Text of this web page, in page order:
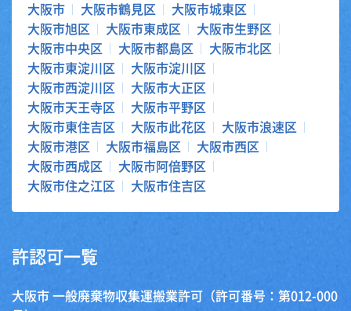
大阪市 大阪市鶴見区
大阪市城東区
大阪市旭区
大阪市東成区
大阪市生野区
大阪市中央区
大阪市都島区
大阪市北区
大阪市東淀川区
大阪市淀川区
大阪市西淀川区
大阪市大正区
大阪市天王寺区
大阪市平野区
大阪市東住吉区
大阪市此花区
大阪市浪速区
大阪市港区
大阪市福島区
大阪市西区
大阪市西成区
大阪市阿倍野区
大阪市住之江区
大阪市住吉区
許認可一覧
大阪市 一般廃棄物収集運搬業許可（許可番号：第012-000